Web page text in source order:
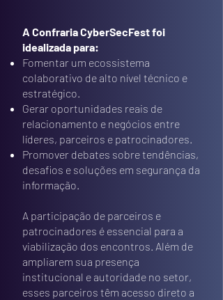
A Confraria CyberSecFest foi
idealizada para:
Fomentar um ecossistema
colaborativo de alto nível técnico e
estratégico.
Gerar oportunidades reais de
relacionamento e negócios entre
líderes, parceiros e patrocinadores.
Promover debates sobre tendências,
desafios e soluções em segurança da
informação.
A participação de parceiros e
patrocinadores é essencial para a
viabilização dos encontros. Além de
ampliarem sua presença
institucional e autoridade no setor,
esses parceiros têm acesso direto a